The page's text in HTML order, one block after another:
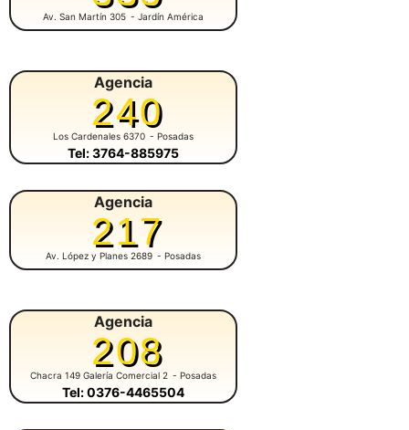
Av. San Martín 305 - Jardín América
Agencia
240
Los Cardenales 6370 - Posadas
Tel: 3764-885975
Agencia
217
Av. López y Planes 2689 - Posadas
Agencia
208
Chacra 149 Galería Comercial 2 - Posadas
Tel: 0376-4465504